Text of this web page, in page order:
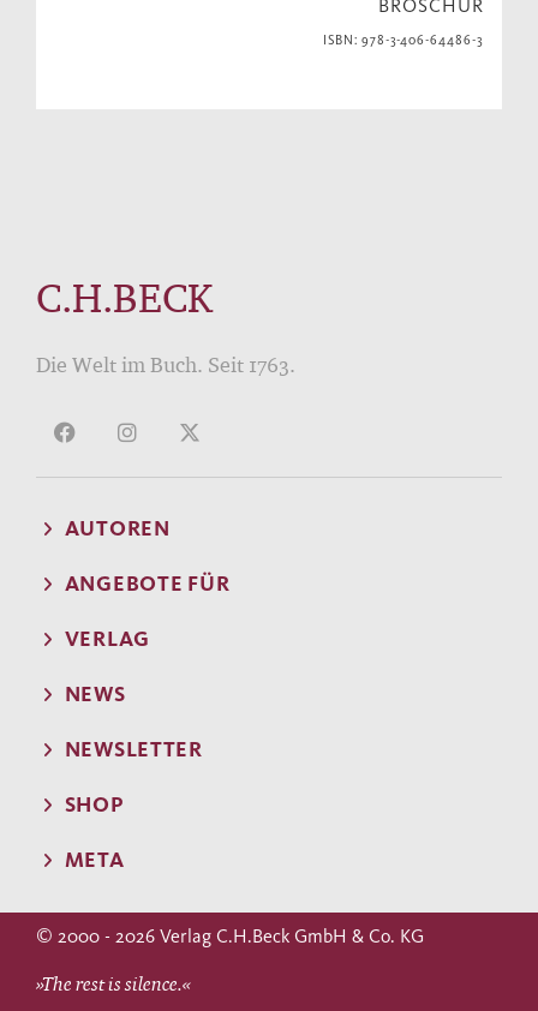
BROSCHUR
ISBN: 978-3-406-64486-3
C.H.BECK
Die Welt im Buch. Seit 1763.
AUTOREN
ANGEBOTE FÜR
VERLAG
NEWS
NEWSLETTER
SHOP
META
© 2000 - 2026 Verlag C.H.Beck GmbH & Co. KG
»The rest is silence.«